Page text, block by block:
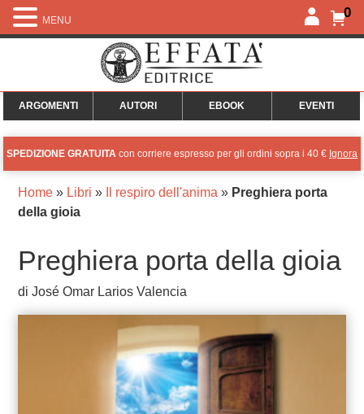
0
ARGOMENTI AUTORI EBOOK EVENTI
SPEDIZIONE GRATUITA con corriere espresso per gli ordini sopra i 40 € Ignora
Home» Libri » Il respiro dell'anima » Preghiera porta
della gioia
Preghiera porta della gioia
di José Omar Larios Valencia
MENU